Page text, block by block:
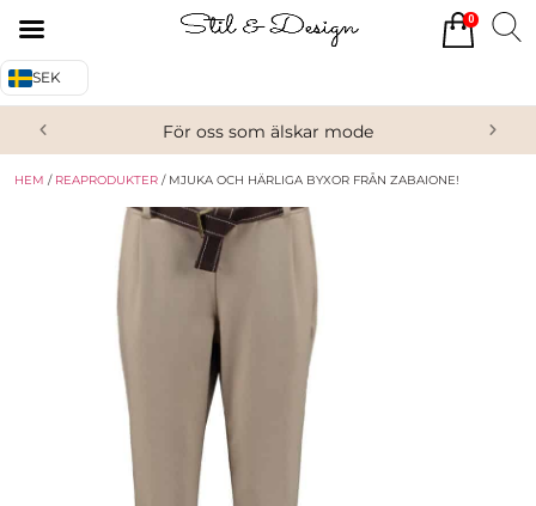
SEK
För oss som älskar mode
HEM / REAPRODUKTER / MJUKA OCH HÄRLIGA BYXOR FRÅN ZABAIONE!
0
Alla produkter
Accessoarer
Om oss